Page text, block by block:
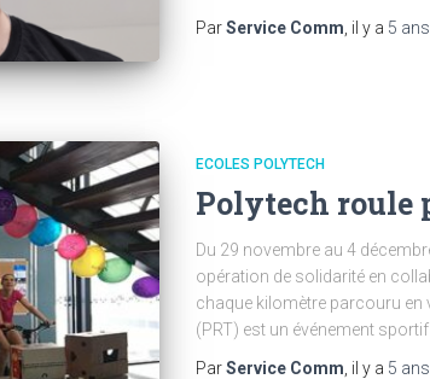
ParService Comm , il y a 5 ans
ECOLES POLYTECH
Polytech roule
Du 29 novembre au 4
opération de solidarité en
chaque kilomètre parcouru en
(PRT) est un événement
ParService Comm , il y a 5 ans